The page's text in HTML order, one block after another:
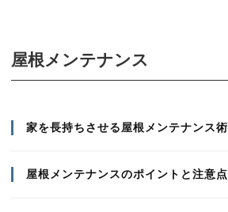
屋根メンテナンス
家を長持ちさせる屋根メンテナンス術
屋根メンテナンスのポイントと注意点